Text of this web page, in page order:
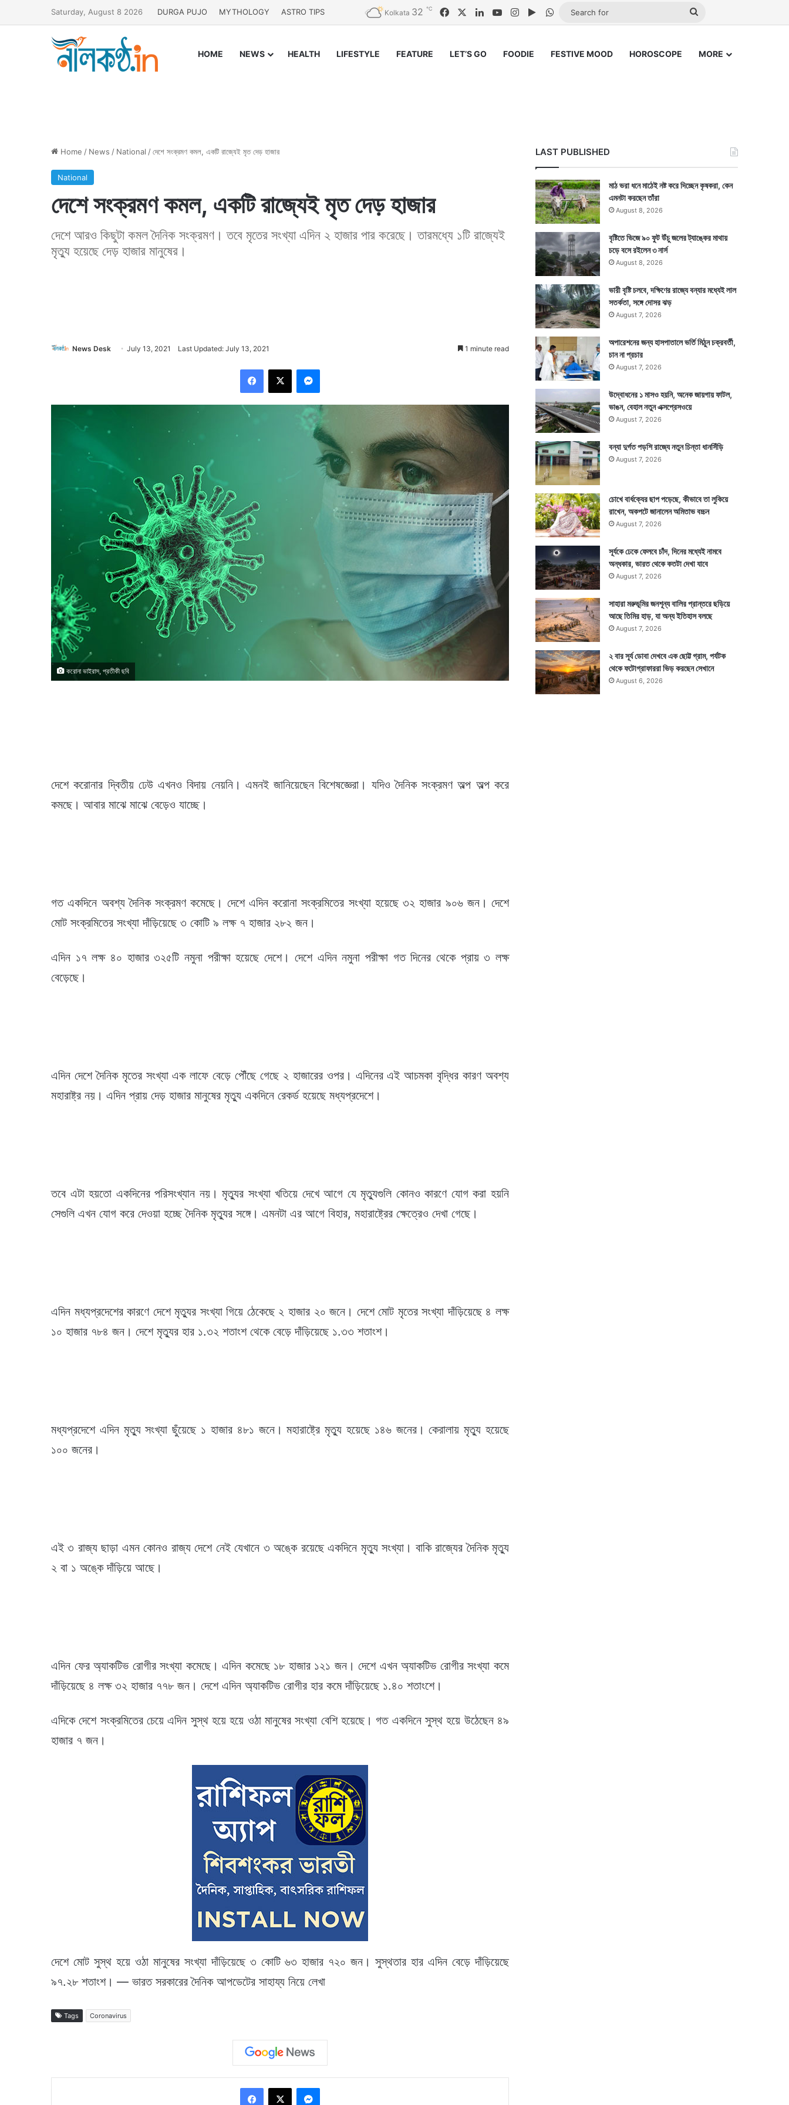
Saturday, August 8 2026 DURGA PUJO MYTHOLOGY ASTRO TIPS Kolkata 32 ℃ FacebookLinkedInYouTubeInstagramGoogle Play
WhatsApp
Search
HOME NEWS HEALTH LIFESTYLE FEATURE LET’S GO FOODIE FESTIVE MOOD HOROSCOPE MORE
Home / News / National /দেশে সংক্রমণ কমল, একটি রাজ্যেই মৃত দেড় হাজার
National
দেশে সংক্রমণ কমল, একটি রাজ্যেই মৃত দেড় হাজার
দেশে আরও কিছুটা কমল দৈনিক সংক্রমণ। তবে মৃতের সংখ্যা এদিন ২ হাজার পার করেছে। তারমধ্যে ১টি রাজ্যেই
মৃত্যু হয়েছে দেড় হাজার মানুষের।
News Desk July 13, 2021 Last Updated: July 13, 2021 1 minute read
করোনা ভাইরাস, প্রতীকী ছবি
দেশে করোনার দ্বিতীয় ঢেউ এখনও বিদায় নেয়নি। এমনই জানিয়েছেন বিশেষজ্ঞেরা। যদিও দৈনিক সংক্রমণ অল্প অল্প করে
কমছে। আবার মাঝে মাঝে বেড়েও যাচ্ছে।
গত একদিনে অবশ্য দৈনিক সংক্রমণ কমেছে। দেশে এদিন করোনা সংক্রমিতের সংখ্যা হয়েছে ৩২ হাজার ৯০৬ জন। দেশে
মোট সংক্রমিতের সংখ্যা দাঁড়িয়েছে ৩ কোটি ৯ লক্ষ ৭ হাজার ২৮২ জন।
এদিন ১৭ লক্ষ ৪০ হাজার ৩২৫টি নমুনা পরীক্ষা হয়েছে দেশে। দেশে এদিন নমুনা পরীক্ষা গত দিনের থেকে প্রায় ৩ লক্ষ
বেড়েছে।
এদিন দেশে দৈনিক মৃতের সংখ্যা এক লাফে বেড়ে পৌঁছে গেছে ২ হাজারের ওপর। এদিনের এই আচমকা বৃদ্ধির কারণ অবশ্য
মহারাষ্ট্র নয়। এদিন প্রায় দেড় হাজার মানুষের মৃত্যু একদিনে রেকর্ড হয়েছে মধ্যপ্রদেশে।
তবে এটা হয়তো একদিনের পরিসংখ্যান নয়। মৃত্যুর সংখ্যা খতিয়ে দেখে আগে যে মৃত্যুগুলি কোনও কারণে যোগ করা হয়নি
সেগুলি এখন যোগ করে দেওয়া হচ্ছে দৈনিক মৃত্যুর সঙ্গে। এমনটা এর আগে বিহার, মহারাষ্ট্রের ক্ষেত্রেও দেখা গেছে।
এদিন মধ্যপ্রদেশের কারণে দেশে মৃত্যুর সংখ্যা গিয়ে ঠেকেছে ২ হাজার ২০ জনে। দেশে মোট মৃতের সংখ্যা দাঁড়িয়েছে ৪ লক্ষ
১০ হাজার ৭৮৪ জন। দেশে মৃত্যুর হার ১.৩২ শতাংশ থেকে বেড়ে দাঁড়িয়েছে ১.৩৩ শতাংশ।
মধ্যপ্রদেশে এদিন মৃত্যু সংখ্যা ছুঁয়েছে ১ হাজার ৪৮১ জনে। মহারাষ্ট্রে মৃত্যু হয়েছে ১৪৬ জনের। কেরালায় মৃত্যু হয়েছে
১০০ জনের।
এই ৩ রাজ্য ছাড়া এমন কোনও রাজ্য দেশে নেই যেখানে ৩ অঙ্কে রয়েছে একদিনে মৃত্যু সংখ্যা। বাকি রাজ্যের দৈনিক মৃত্যু
২ বা ১ অঙ্কে দাঁড়িয়ে আছে।
এদিন ফের অ্যাকটিভ রোগীর সংখ্যা কমেছে। এদিন কমেছে ১৮ হাজার ১২১ জন। দেশে এখন অ্যাকটিভ রোগীর সংখ্যা কমে
দাঁড়িয়েছে ৪ লক্ষ ৩২ হাজার ৭৭৮ জন। দেশে এদিন অ্যাকটিভ রোগীর হার কমে দাঁড়িয়েছে ১.৪০ শতাংশে।
এদিকে দেশে সংক্রমিতের চেয়ে এদিন সুস্থ হয়ে হয়ে ওঠা মানুষের সংখ্যা বেশি হয়েছে। গত একদিনে সুস্থ হয়ে উঠেছেন ৪৯
হাজার ৭ জন।
দেশে মোট সুস্থ হয়ে ওঠা মানুষের সংখ্যা দাঁড়িয়েছে ৩ কোটি ৬৩ হাজার ৭২০ জন। সুস্থতার হার এদিন বেড়ে দাঁড়িয়েছে
৯৭.২৮ শতাংশ। — ভারত সরকারের দৈনিক আপডেটের সাহায্য নিয়ে লেখা
Tags Coronavirus
LAST PUBLISHED
মাঠ ভরা ধনে মাঠেই নষ্ট করে দিচ্ছেন কৃষকরা, কেন
এমনটা করছেন তাঁরা
August 8, 2026
বৃষ্টিতে ভিজে ৯০ ফুট উঁচু জলের ট্যাঙ্কের মাথায়
চড়ে বসে রইলেন ৩ নার্স
August 8, 2026
ভারী বৃষ্টি চলবে, দক্ষিণের রাজ্যে বন্যার মধ্যেই লাল
সতর্কতা, সঙ্গে দোসর ঝড়
August 7, 2026
অপারেশনের জন্য হাসপাতালে ভর্তি মিঠুন চক্রবর্তী,
চান না প্রচার
August 7, 2026
উদ্বোধনের ১ মাসও হয়নি, অনেক জায়গায় ফাটল,
ভাঙন, বেহাল নতুন এক্সপ্রেসওয়ে
August 7, 2026
বন্যা দুর্গত পড়শি রাজ্যে নতুন চিন্তা ধানসিঁড়ি
August 7, 2026
চোখে বার্ধক্যের ছাপ পড়েছে, কীভাবে তা লুকিয়ে
রাখেন, অকপটে জানালেন অমিতাভ বচ্চন
August 7, 2026
সূর্যকে ঢেকে ফেলবে চাঁদ, দিনের মধ্যেই নামবে
অন্ধকার, ভারত থেকে কতটা দেখা যাবে
August 7, 2026
সাহারা মরুভূমির জনশূন্য বালির প্রান্তরে ছড়িয়ে
আছে তিমির হাড়, যা অন্য ইতিহাস বলছে
August 7, 2026
২ বার সূর্য ডোবা দেখবে এক ছোট্ট গ্রাম, পর্যটক
থেকে ফটোগ্রাফাররা ভিড় করছেন সেখানে
August 6, 2026